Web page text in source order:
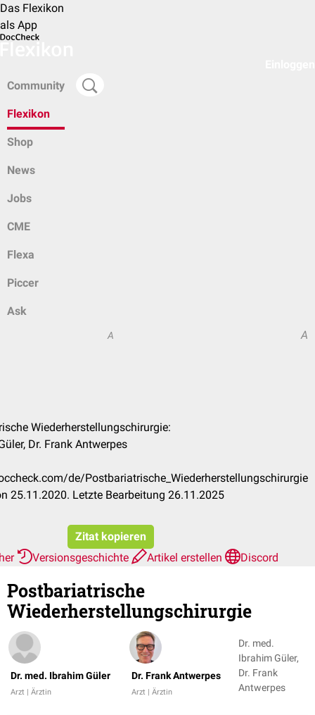
Das Flexikon
als App
Community
Flexikon
Shop
News
Jobs
CME
Flexa
Piccer
Ask
A A
Wiederherstellungschirurgie:
Dr. Frank Antwerpes
de/Postbariatrische_Wiederherstellungschirurgie
25.11.2020. Letzte Bearbeitung 26.11.2025
Zitat kopieren
Versionsgeschichte Artikel erstellen Discord
Postbariatrische
Wiederherstellungschirurgie
Dr. med. Ibrahim Güler
Arzt | Ärztin
Dr. Frank Antwerpes
Arzt | Ärztin
Dr. med.
Ibrahim Güler,
Dr. Frank
Antwerpes